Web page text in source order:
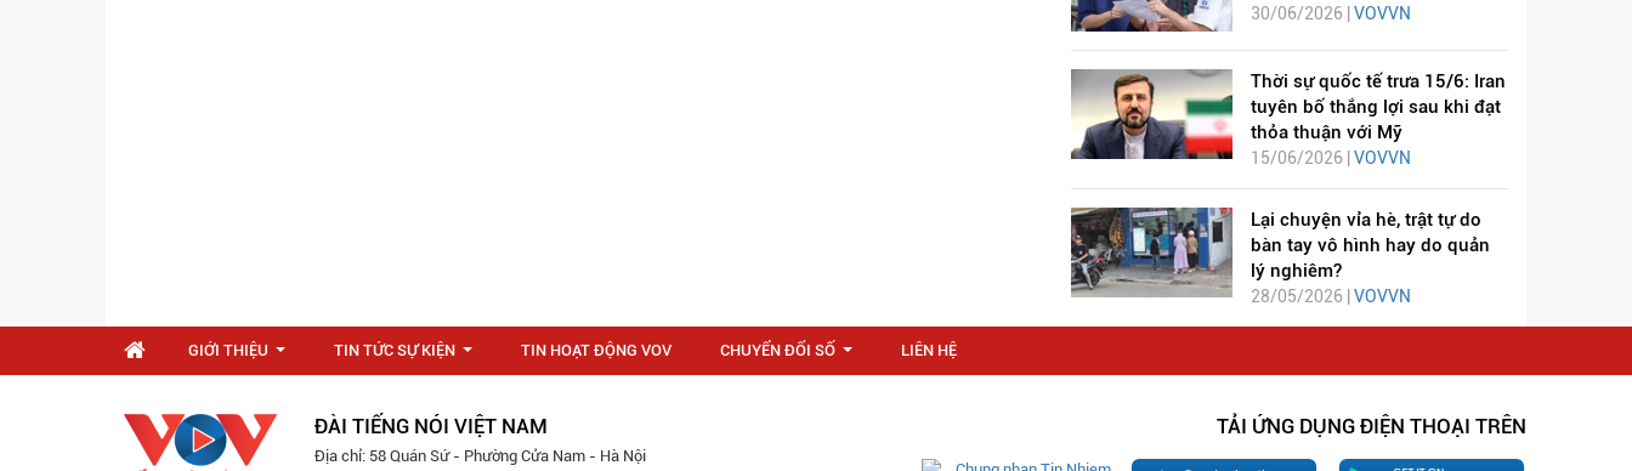
30/06/2026 | VOVVN
Thời sự quốc tế trưa 15/6: Iran
tuyên bố thắng lợi sau khi đạt
thỏa thuận với Mỹ
15/06/2026 | VOVVN
Lại chuyện vỉa hè, trật tự do
bàn tay vô hình hay do quản
lý nghiêm?
28/05/2026 | VOVVN
GIỚI THIỆU TIN TỨC SỰ KIỆN TIN HOẠT ĐỘNG VOV CHUYỂN ĐỔI SỐ LIÊN HỆ
ĐÀI TIẾNG NÓI VIỆT NAM
Địa chỉ: 58 Quán Sứ - Phường Cửa Nam - Hà Nội
TẢI ỨNG DỤNG ĐIỆN THOẠI TRÊN